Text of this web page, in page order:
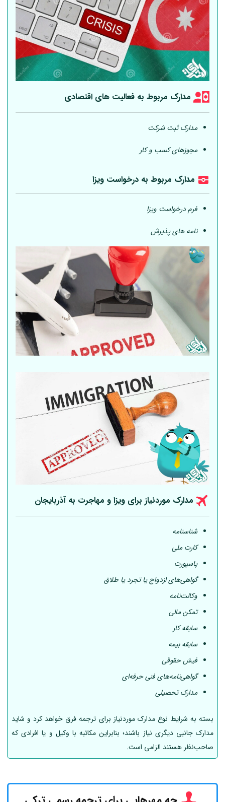
مدارک مربوط به فعالیت های اقتصادی
مدارک ثبت شرکت
مجوزهای کسب و کار
مدارک مربوط به درخواست ویزا
فرم درخواست ویزا
نامه های پذیرش
مدارک موردنیاز برای ویزا و مهاجرت به آذربایجان
شناسنامه
کارت ملی
پاسپورت
گواهی‌های ازدواج یا تجرد یا طلاق
وکالت‌نامه
تمکن مالی
سابقه کار
سابقه بیمه
فیش حقوقی
گواهی‌نامه‌های فنی حرفه‌ای
مدارک تحصیلی
بسته به شرایط نوع مدارک موردنیاز برای ترجمه فرق خواهد کرد و شاید
مدارک جانبی دیگری نیاز باشند؛ بنابراین مکاتبه با وکیل و یا افرادی که
صاحب‌نظر هستند الزامی است.